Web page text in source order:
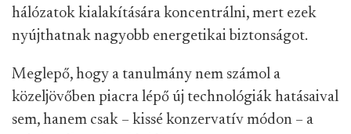
hálózatok kialakítására koncentrálni, mert ezek
nyújthatnak nagyobb energetikai biztonságot.
Meglepő, hogy a tanulmány nem számol a
közeljövőben piacra lépő új technológiák hatásaival
sem, hanem csak – kissé konzervatív módon – a